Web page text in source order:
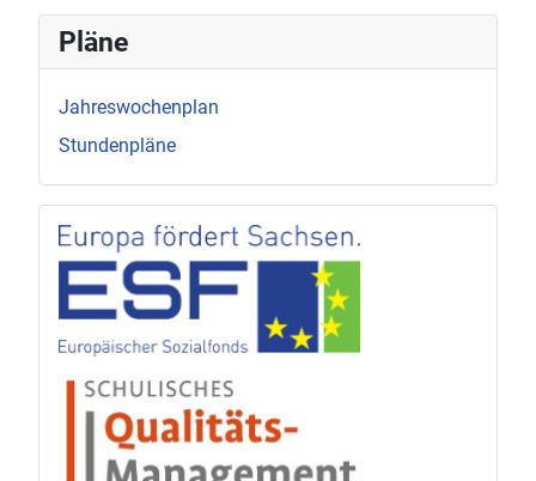
Pläne
Jahreswochenplan
Stundenpläne